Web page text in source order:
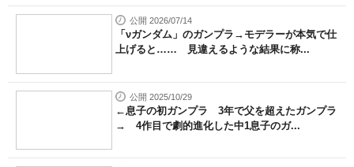
公開 2026/07/14
「νガンダム」のガンプラ→モデラーが本気で仕
上げると…… 見違えるような結果に称...
公開 2025/10/29
←息子の初ガンプラ 3年で父を超えたガンプラ
→ 4作目で劇的進化した中1息子のガ...